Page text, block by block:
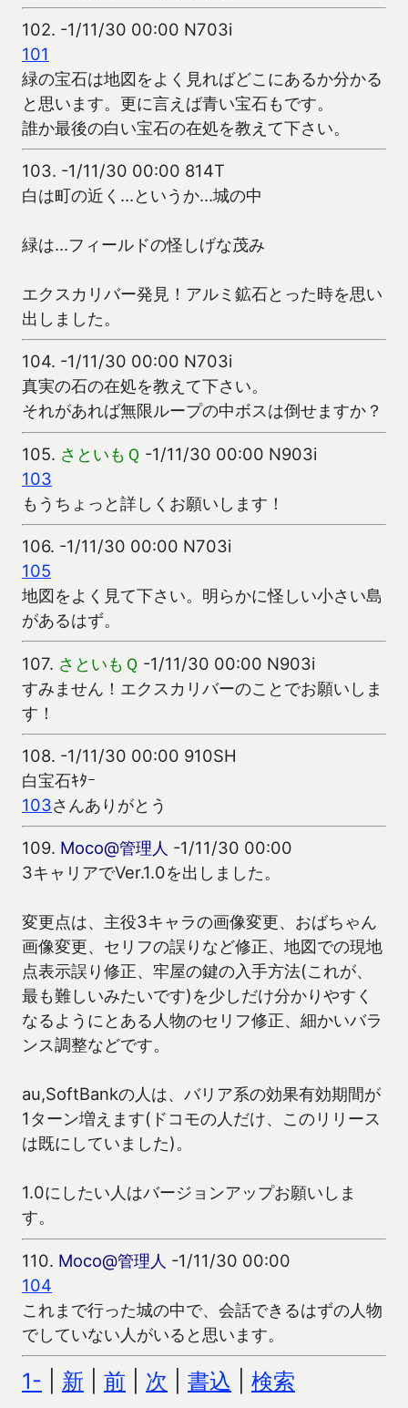
102. -1/11/30 00:00 N703i
101
緑の宝石は地図をよく見ればどこにあるか分かる
と思います。更に言えば青い宝石もです。
誰か最後の白い宝石の在処を教えて下さい。
103. -1/11/30 00:00 814T
白は町の近く…というか…城の中
緑は…フィールドの怪しげな茂み
エクスカリバー発見！アルミ鉱石とった時を思い
出しました。
104. -1/11/30 00:00 N703i
真実の石の在処を教えて下さい。
それがあれば無限ループの中ボスは倒せますか？
105. さといもＱ -1/11/30 00:00 N903i
103
もうちょっと詳しくお願いします！
106. -1/11/30 00:00 N703i
105
地図をよく見て下さい。明らかに怪しい小さい島
があるはず。
107. さといもＱ -1/11/30 00:00 N903i
すみません！エクスカリバーのことでお願いしま
す！
108. -1/11/30 00:00 910SH
白宝石ｷﾀｰ
103さんありがとう
109. Moco@管理人 -1/11/30 00:00
3キャリアでVer.1.0を出しました。
変更点は、主役3キャラの画像変更、おばちゃん
画像変更、セリフの誤りなど修正、地図での現地
点表示誤り修正、牢屋の鍵の入手方法(これが、
最も難しいみたいです)を少しだけ分かりやすく
なるようにとある人物のセリフ修正、細かいバラ
ンス調整などです。
au,SoftBankの人は、バリア系の効果有効期間が
1ターン増えます(ドコモの人だけ、このリリース
は既にしていました)。
1.0にしたい人はバージョンアップお願いしま
す。
110. Moco@管理人 -1/11/30 00:00
104
これまで行った城の中で、会話できるはずの人物
でしていない人がいると思います。
1- 新 前 次 書込 検索